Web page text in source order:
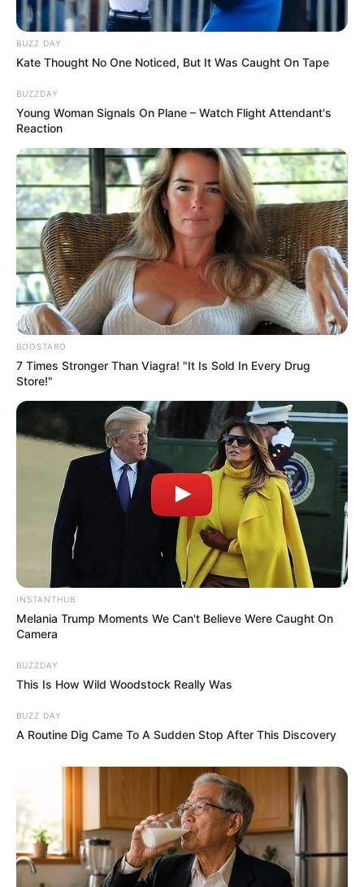
BUZZ DAY
Kate Thought No One Noticed, But It Was Caught On Tape
BUZZDAY
Young Woman Signals On Plane – Watch Flight Attendant's
Reaction
BOOSTARO
7 Times Stronger Than Viagra! "It Is Sold In Every Drug
Store!"
INSTANTHUB
Melania Trump Moments We Can't Believe Were Caught On
Camera
BUZZDAY
This Is How Wild Woodstock Really Was
BUZZ DAY
A Routine Dig Came To A Sudden Stop After This Discovery